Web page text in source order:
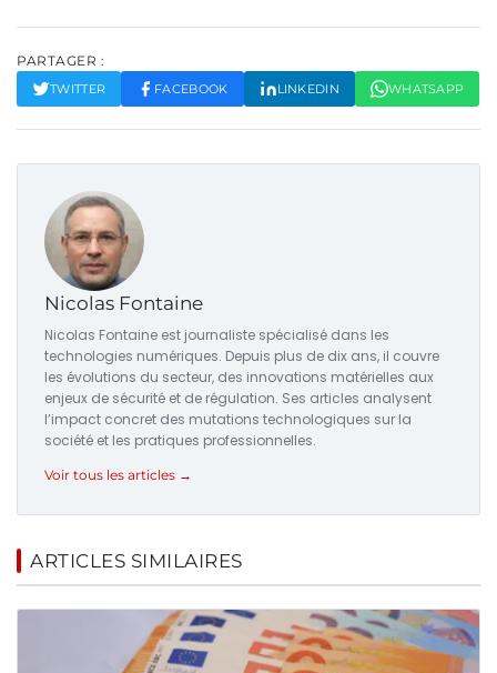
PARTAGER :
TWITTER FACEBOOK LINKEDIN WHATSAPP
Nicolas Fontaine
Nicolas Fontaine est journaliste spécialisé dans les
technologies numériques. Depuis plus de dix ans, il couvre
les évolutions du secteur, des innovations matérielles aux
enjeux de sécurité et de régulation. Ses articles analysent
l’impact concret des mutations technologiques sur la
société et les pratiques professionnelles.
Voir tous les articles →
ARTICLES SIMILAIRES